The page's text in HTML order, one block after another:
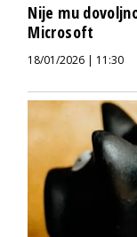
Nije mu
Microsoft
18/01/2026 | 11:30